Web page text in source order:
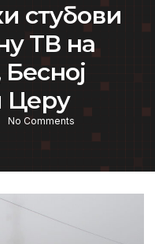
стубови
TВ на
Цeру
No Comments